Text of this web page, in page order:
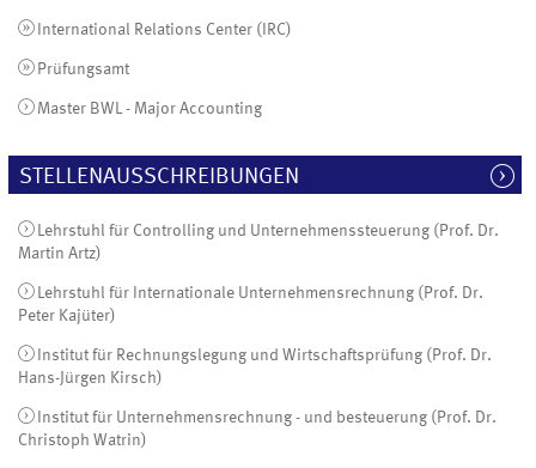
International Relations Center (IRC)
Prüfungsamt
Master BWL - Major Accounting
STELLENAUSSCHREIBUNGEN
Lehrstuhl für Controlling und Unternehmenssteuerung (Prof. Dr.
Martin Artz)
Lehrstuhl für Internationale Unternehmensrechnung (Prof. Dr.
Peter Kajüter)
Institut für Rechnungslegung und Wirtschaftsprüfung (Prof. Dr.
Hans-Jürgen Kirsch)
Institut für Unternehmensrechnung - und besteuerung (Prof. Dr.
Christoph Watrin)